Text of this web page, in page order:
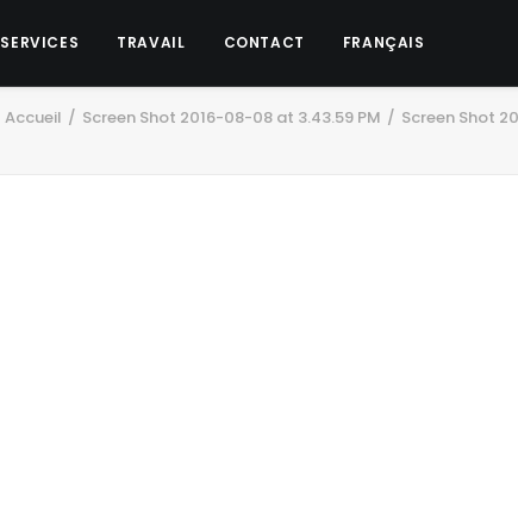
SERVICES TRAVAIL CONTACT FRANÇAIS
Accueil Screen Shot 2016-08-08 at 3.43.59 PM Screen Shot